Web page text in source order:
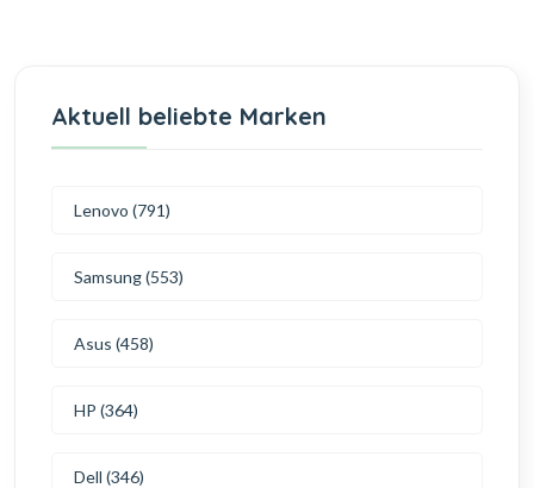
Aktuell beliebte Marken
Lenovo (791)
Samsung (553)
Asus (458)
HP (364)
Dell (346)